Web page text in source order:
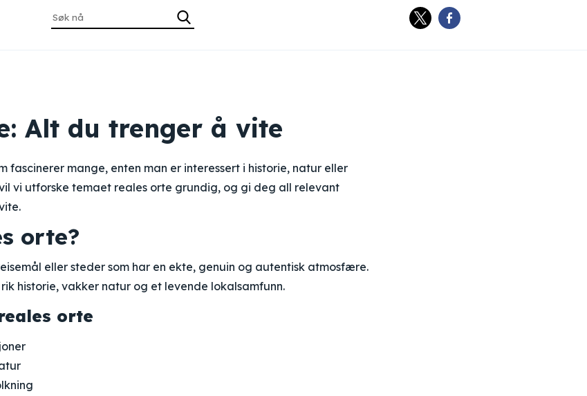
Alt du trenger å vite
fascinerer mange, enten man er interessert i historie, natur eller
vi utforske temaet reales orte grundig, og gi deg all relevant
orte?
eller steder som har en ekte, genuin og autentisk atmosfære.
historie, vakker natur og et levende lokalsamfunn.
orte